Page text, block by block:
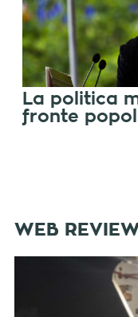
La politica
fronte
WEB